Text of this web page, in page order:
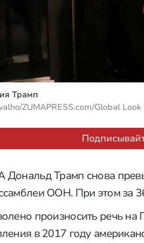
Трамп
ZUMAPRESS.com/Global Look
Трамп снова
ООН. При этом за
произносить речь
в 2017 году